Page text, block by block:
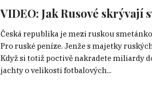
VIDEO: Jak Rusové skrývají
Česká republika je mezi ruskou
Pro ruské peníze. Jenže s majetky
Když si totiž poctivě nakradete miliardy
jachty o velikosti fotbalových...